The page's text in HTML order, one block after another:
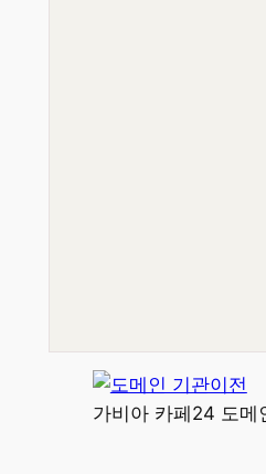
가비아 카페24 도메